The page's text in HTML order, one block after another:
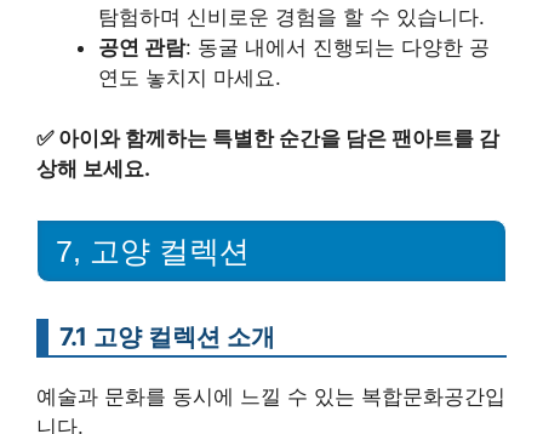
탐험하며 신비로운 경험을 할 수 있습니다.
공연 관람: 동굴 내에서 진행되는 다양한 공
연도 놓치지 마세요.
✅ 아이와 함께하는 특별한 순간을 담은 팬아트를 감
상해 보세요.
7, 고양 컬렉션
7.1 고양 컬렉션 소개
예술과 문화를 동시에 느낄 수 있는 복합문화공간입
니다.